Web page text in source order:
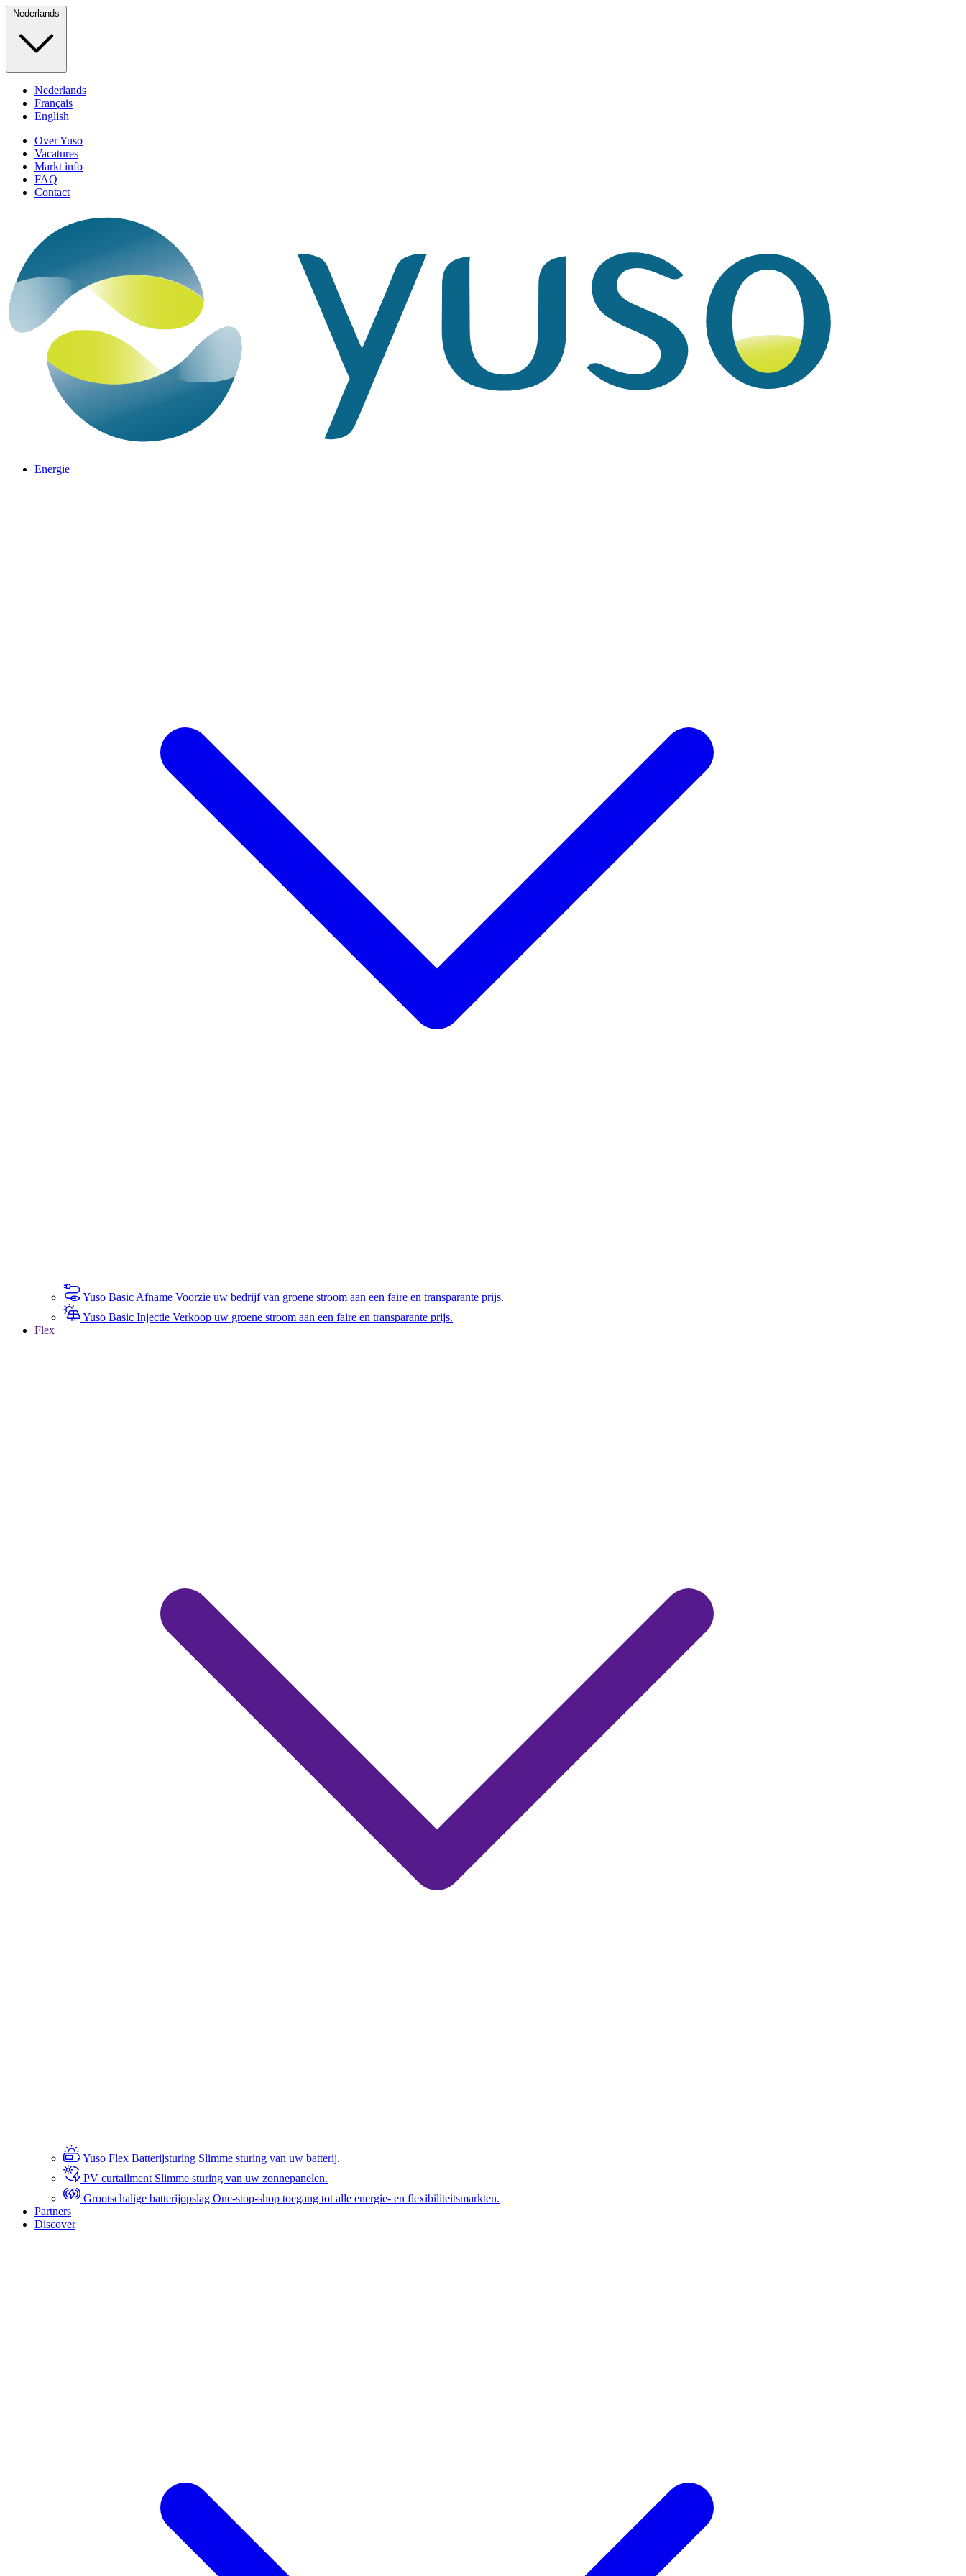
Nederlands
Nederlands
Français
English
Over Yuso
Vacatures
Markt info
FAQ
Contact
Energie
Yuso Basic Afname Voorzie uw bedrijf van groene stroom aan een faire en transparante prijs.
Yuso Basic Injectie Verkoop uw groene stroom aan een faire en transparante prijs.
Flex
Yuso Flex Batterijsturing Slimme sturing van uw batterij.
PV curtailment Slimme sturing van uw zonnepanelen.
Grootschalige batterijopslag One-stop-shop toegang tot alle energie- en flexibiliteitsmarkten.
Partners
Discover